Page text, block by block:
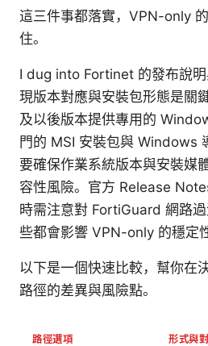
這三件事都落實，VPN-only
住。
I dug into Fortinet 的發布說
現版本對應與安裝包形態是關
及以後版本提供專用的
門的 MSI 安裝包與 Windows
要確保作業系統版本與安裝媒
容性風險。官方 Release
時需注意對 FortiGuard 網路
些都會影響 VPN-only 的穩定性
以下是一個快速比較，幫你在
路徑的差異與風險點。
路徑選項 形式與